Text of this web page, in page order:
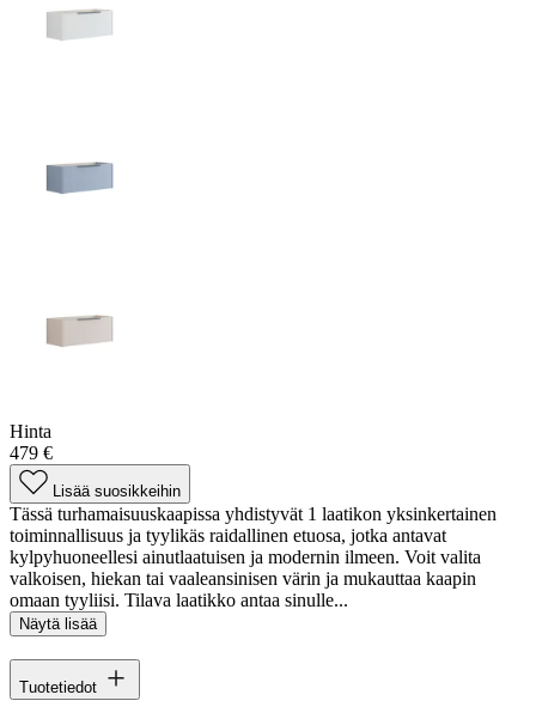
Hinta
479 €
Lisää suosikkeihin
Tässä turhamaisuuskaapissa yhdistyvät 1 laatikon yksinkertainen
toiminnallisuus ja tyylikäs raidallinen etuosa, jotka antavat
kylpyhuoneellesi ainutlaatuisen ja modernin ilmeen. Voit valita
valkoisen, hiekan tai vaaleansinisen värin ja mukauttaa kaapin
omaan tyyliisi. Tilava laatikko antaa sinulle...
Näytä lisää
Tuotetiedot